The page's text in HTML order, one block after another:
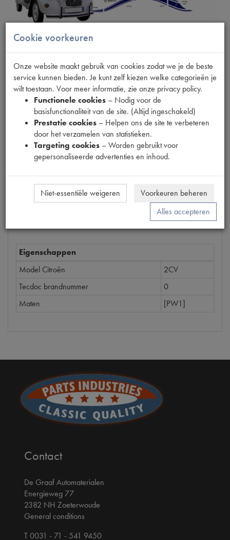
Productnummer
1890018
Prijs
169,25 (€ 139,88 excl. btw)
Bestel
Eigenschappen
Model Citroën
2CV
Tecdoc brandnummer
0
Maten
[PW1]
Contact
De Graaf Automaterialen
Energieweg 77
2382 NH Zoeterwoude
General conditions
T 0031 - 71 - 541 9450
Cookie voorkeuren
Onze website maakt gebruik van cookies zodat we je de beste
service kunnen bieden. Je kunt zelf kiezen welke categorieën je
wilt toestaan. Voor meer informatie, zie onze privacy policy.
Functionele cookies – Nodig voor de
basisfunctionaliteit van de site. (Altijd ingeschakeld)
Prestatie cookies – Helpen ons de site te verbeteren
door het verzamelen van statistieken.
Targeting cookies – Worden gebruikt voor
gepersonaliseerde advertenties en inhoud.
Niet-essentiële weigeren
Voorkeuren beheren
Alles accepteren